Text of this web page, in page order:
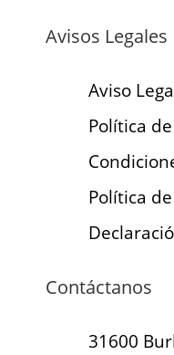
Avisos Legales
Aviso
Política
Política
Contáctanos
31600